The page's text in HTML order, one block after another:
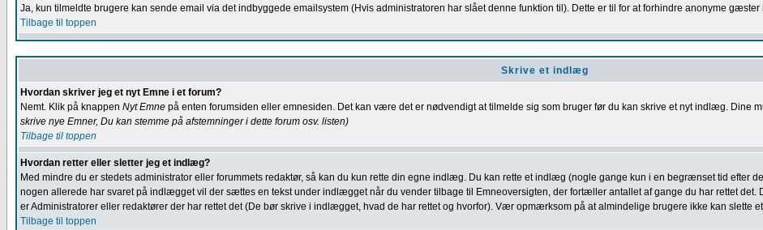
Ja, kun tilmeldte brugere kan sende email via det indbyggede emailsystem (Hvis administratoren har slået denne funktion til). Dette er til for at forhindre anonyme gæster
Tilbage til toppen
Skrive et indlæg
Hvordan skriver jeg et nyt Emne i et forum?
Nemt. Klik på knappen Nyt Emne på enten forumsiden eller emnesiden. Det kan være det er nødvendigt at tilmelde sig som bruger før du kan skrive et nyt indlæg. Dine
skrive nye Emner, Du kan stemme på afstemninger i dette forum osv. listen)
Tilbage til toppen
Hvordan retter eller sletter jeg et indlæg?
Med mindre du er stedets administrator eller forummets redaktør, så kan du kun rette din egne indlæg. Du kan rette et indlæg (nogle gange kun i en begrænset tid efter
nogen allerede har svaret på indlægget vil der sættes en tekst under indlægget når du vender tilbage til Emneoversigten, der fortæller antallet af gange du har rettet det.
er Administratorer eller redaktører der har rettet det (De bør skrive i indlægget, hvad de har rettet og hvorfor). Vær opmærksom på at almindelige brugere ikke kan slette
Tilbage til toppen